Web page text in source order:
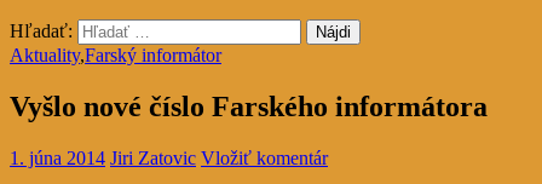
Hľadať:
Aktuality,Farský informátor
Vyšlo nové číslo Farského informátora
1. júna 2014 Jiri Zatovic Vložiť komentár